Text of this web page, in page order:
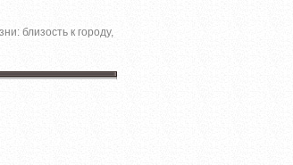
близость к городу,